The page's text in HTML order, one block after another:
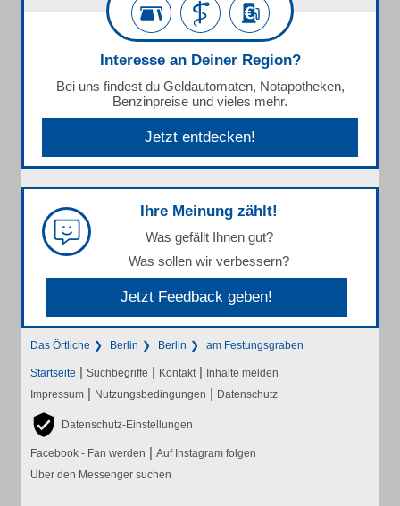
Interesse an Deiner Region?
Bei uns findest du Geldautomaten, Notapotheken,
Benzinpreise und vieles mehr.
Jetzt entdecken!
Ihre Meinung zählt!
Was gefällt Ihnen gut?
Was sollen wir verbessern?
Jetzt Feedback geben!
Das Örtliche Berlin Berlin am Festungsgraben
Startseite | Suchbegriffe | Kontakt | Inhalte melden
Impressum | Nutzungsbedingungen | Datenschutz
Datenschutz-Einstellungen
Facebook - Fan werden | Auf Instagram folgen
Über den Messenger suchen